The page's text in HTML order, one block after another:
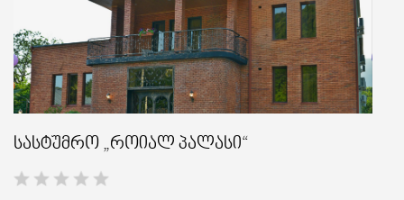
სასტუმრო „როიალ პალასი“